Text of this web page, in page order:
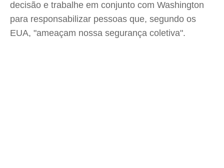
decisão e trabalhe em conjunto com Washington
para responsabilizar pessoas que, segundo os
EUA, "ameaçam nossa segurança coletiva".